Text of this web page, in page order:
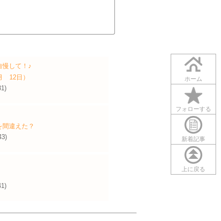
ホーム
フォローする
新着記事
上に戻る
慢して！♪
12日）
違えた？